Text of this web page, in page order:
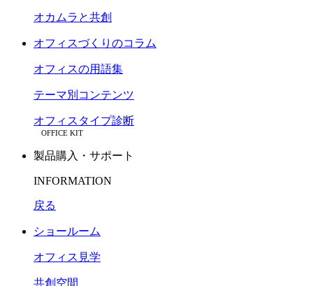
オカムラと共創
オフィスづくりのコラム
オフィスの用語集
テーマ別コンテンツ
オフィスタイプ診断
OFFICE KIT
製品購入・サポート
INFORMATION
戻る
ショールーム
オフィス見学
共創空間